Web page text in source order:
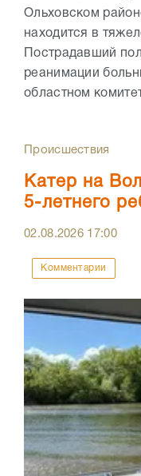
Ольховском
находится в
Пострадавший
реанимации
областном
Происшествия
Катер на
5-летнего
02.08.2026 17:00
Комментарии